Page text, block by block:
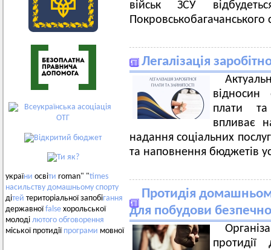
україни освіти roman" "times
насильству домашньому спорту
дітей територіальної запобігання
державноїfalse хорольської
молоді лютого обговорення
міської протидії програми мовної
військ ЗСУ
Покровськобагачанського
Легалізація
відносин
плати та
впливає
надання соціальних
та наповнення бюджетів
Протидія
для побудови
протидії